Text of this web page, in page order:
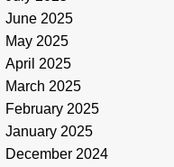
June 2025
May 2025
April 2025
March 2025
February 2025
January 2025
December 2024